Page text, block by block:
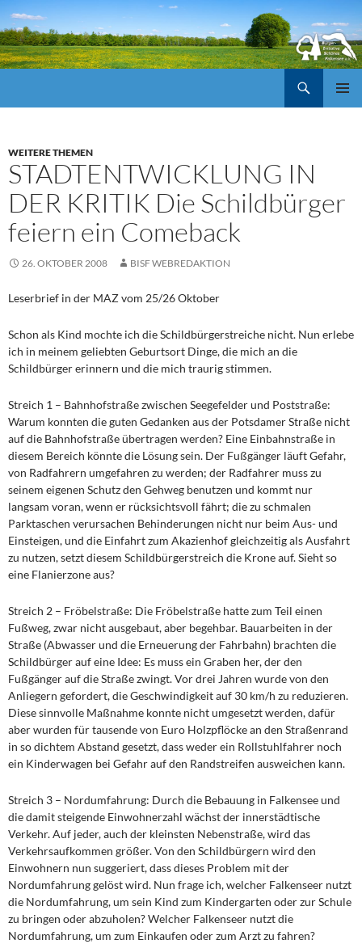
WEITERE THEMEN
STADTENTWICKLUNG IN
DER KRITIK Die Schildbürger
feiern ein Comeback
26. OKTOBER 2008 BISF WEBREDAKTION
Leserbrief in der MAZ vom 25/26 Oktober
Schon als Kind mochte ich die Schildbürgerstreiche nicht. Nun erlebe
ich in meinem geliebten Geburtsort Dinge, die mich an die
Schildbürger erinnern und die mich traurig stimmen.
Streich 1 – Bahnhofstraße zwischen Seegefelder und Poststraße:
Warum konnten die guten Gedanken aus der Potsdamer Straße nicht
auf die Bahnhofstraße übertragen werden? Eine Einbahnstraße in
diesem Bereich könnte die Lösung sein. Der Fußgänger läuft Gefahr,
von Radfahrern umgefahren zu werden; der Radfahrer muss zu
seinem eigenen Schutz den Gehweg benutzen und kommt nur
langsam voran, wenn er rücksichtsvoll fährt; die zu schmalen
Parktaschen verursachen Behinderungen nicht nur beim Aus- und
Einsteigen, und die Einfahrt zum Akazienhof gleichzeitig als Ausfahrt
zu nutzen, setzt diesem Schildbürgerstreich die Krone auf. Sieht so
eine Flanierzone aus?
Streich 2 – Fröbelstraße: Die Fröbelstraße hatte zum Teil einen
Fußweg, zwar nicht ausgebaut, aber begehbar. Bauarbeiten in der
Straße (Abwasser und die Erneuerung der Fahrbahn) brachten die
Schildbürger auf eine Idee: Es muss ein Graben her, der den
Fußgänger auf die Straße zwingt. Vor drei Jahren wurde von den
Anliegern gefordert, die Geschwindigkeit auf 30 km/h zu reduzieren.
Diese sinnvolle Maßnahme konnte nicht umgesetzt werden, dafür
aber wurden für tausende von Euro Holzpflöcke an den Straßenrand
in so dichtem Abstand gesetzt, dass weder ein Rollstuhlfahrer noch
ein Kinderwagen bei Gefahr auf den Randstreifen ausweichen kann.
Streich 3 – Nordumfahrung: Durch die Bebauung in Falkensee und
die damit steigende Einwohnerzahl wächst der innerstädtische
Verkehr. Auf jeder, auch der kleinsten Nebenstraße, wird das
Verkehrsaufkommen größer. Von den Schildbürgern wird den
Einwohnern nun suggeriert, dass dieses Problem mit der
Nordumfahrung gelöst wird. Nun frage ich, welcher Falkenseer nutzt
die Nordumfahrung, um sein Kind zum Kindergarten oder zur Schule
zu bringen oder abzuholen? Welcher Falkenseer nutzt die
Nordumfahrung, um zum Einkaufen oder zum Arzt zu fahren?